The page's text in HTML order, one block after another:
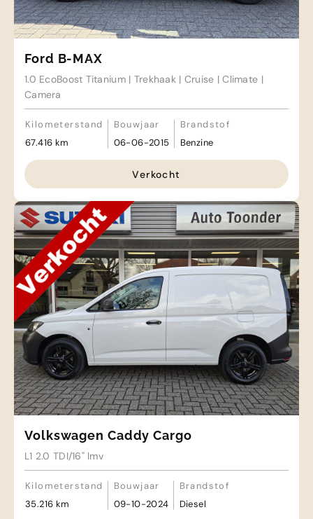
Haamstede
De Roterij 5 4328 BB Burgh-
Haamstede
Ford B-MAX
1.0 EcoBoost Titanium | Trekhaak | Cruise | Climate |
Camera
Kilometerstand
67.416 km
Bouwjaar
06-06-2015
Brandstof
Benzine
Verkocht
Volkswagen Caddy Cargo
L1 2.0 TDI/16" lmv
Kilometerstand
35.216 km
Bouwjaar
09-10-2024
Brandstof
Diesel